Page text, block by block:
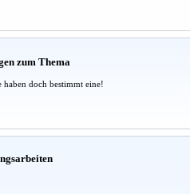
zum Thema
doch bestimmt eine!